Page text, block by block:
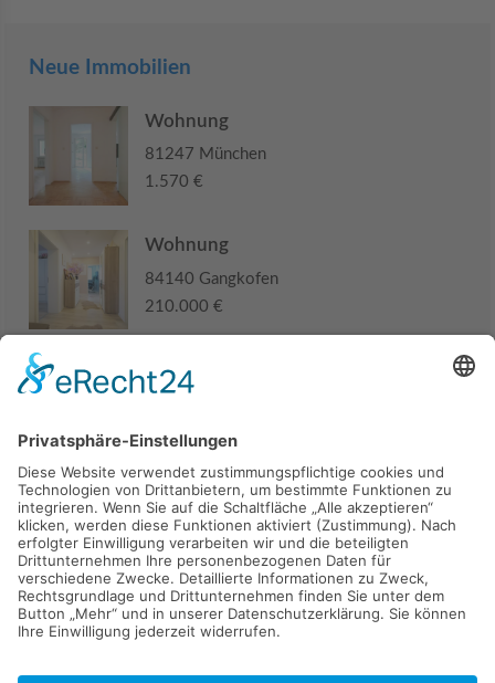
Neue Immobilien
Wohnung
81247 München
1.570 €
Wohnung
84140 Gangkofen
210.000 €
Haus
285.000 €
Kaufen Verkaufen Mieten Vermieten
Kontakt Impressum